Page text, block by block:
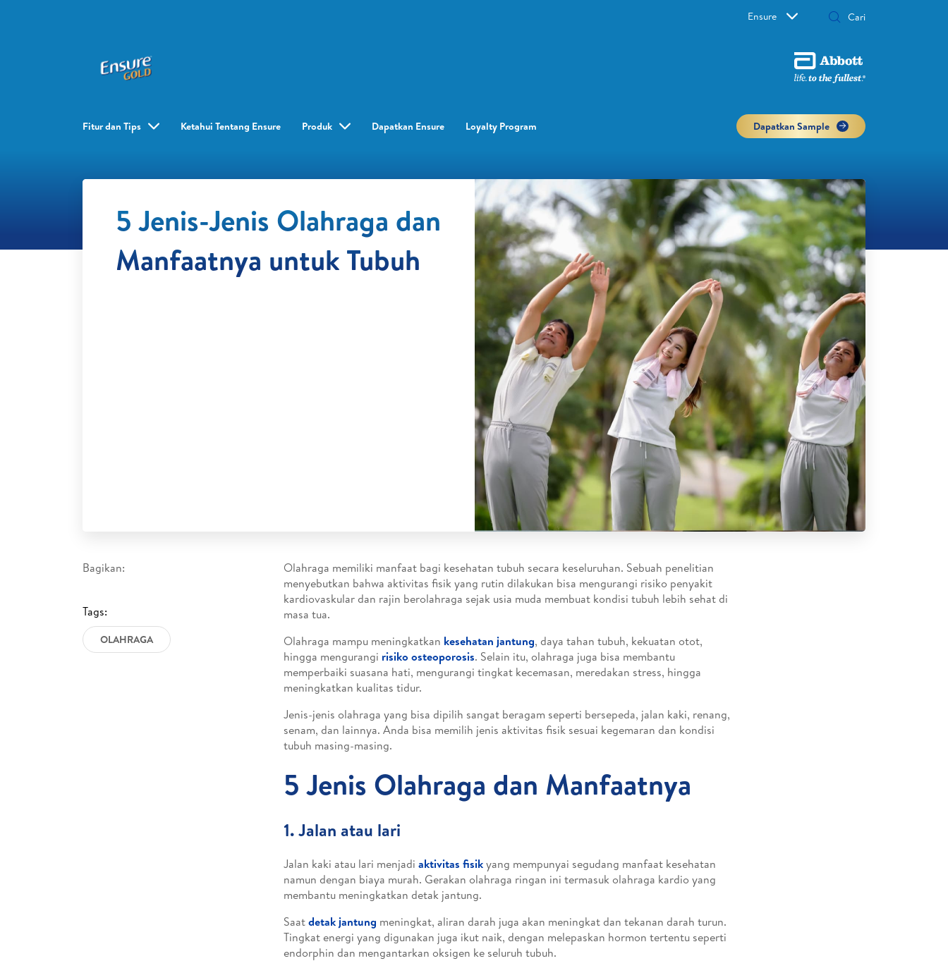
Ensure
Fitur dan Tips Ketahui Tentang Ensure Produk Dapatkan Ensure Loyalty Program​ Dapatkan Sample
5 Jenis-Jenis Olahraga dan
Manfaatnya untuk Tubuh
Bagikan:
Tags:
OLAHRAGA
Olahraga memiliki manfaat bagi kesehatan tubuh secara keseluruhan. Sebuah penelitian
menyebutkan bahwa aktivitas fisik yang rutin dilakukan bisa mengurangi risiko penyakit
kardiovaskular dan rajin berolahraga sejak usia muda membuat kondisi tubuh lebih sehat di
masa tua.
Olahraga mampu meningkatkan kesehatan jantung, daya tahan tubuh, kekuatan otot,
hingga mengurangi risiko osteoporosis. Selain itu, olahraga juga bisa membantu
memperbaiki suasana hati, mengurangi tingkat kecemasan, meredakan stress, hingga
meningkatkan kualitas tidur.
Jenis-jenis olahraga yang bisa dipilih sangat beragam seperti bersepeda, jalan kaki, renang,
senam, dan lainnya. Anda bisa memilih jenis aktivitas fisik sesuai kegemaran dan kondisi
tubuh masing-masing.
5 Jenis Olahraga dan Manfaatnya
1. Jalan atau lari
Jalan kaki atau lari menjadi aktivitas fisikyang mempunyai segudang manfaat kesehatan
namun dengan biaya murah. Gerakan olahraga ringan ini termasuk olahraga kardio yang
membantu meningkatkan detak jantung.
Saatdetak jantung meningkat, aliran darah juga akan meningkat dan tekanan darah turun.
Tingkat energi yang digunakan juga ikut naik, dengan melepaskan hormon tertentu seperti
endorphin dan mengantarkan oksigen ke seluruh tubuh.